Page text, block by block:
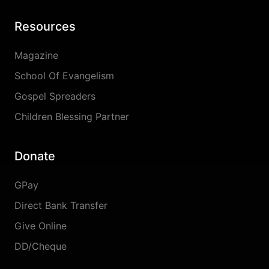
Resources
Magazine
School Of Evangelism
Gospel Spreaders
Children Blessing Partner
Donate
GPay
Direct Bank Transfer
Give Online
DD/Cheque